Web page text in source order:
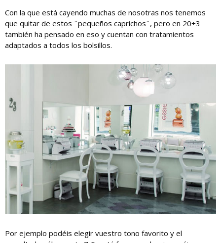
Con la que está cayendo muchas de nosotras nos tenemos
que quitar de estos ¨pequeños caprichos¨, pero en 20+3
también ha pensado en eso y cuentan con tratamientos
adaptados a todos los bolsillos.
Por ejemplo podéis elegir vuestro tono favorito y el